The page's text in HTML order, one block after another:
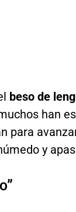
beso de
han
para
y